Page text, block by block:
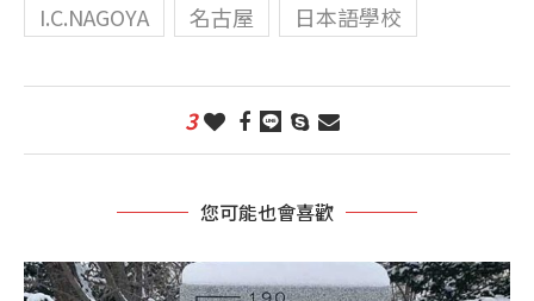
I.C.NAGOYA 名古屋 日本語學校
3
您可能也會喜歡